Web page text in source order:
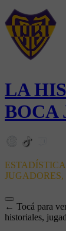
LA
BOCA
← Tocá para
historiales,